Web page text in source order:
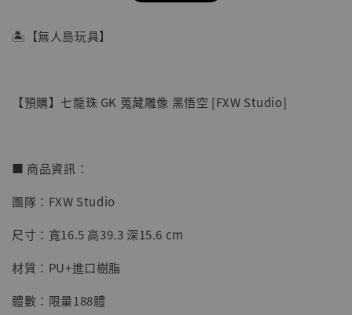
【店內現貨】七龍珠 系列蒐藏雕像 悟空 鳥山
NT$ 4,280
🏝【無人島玩具】
【預購】七龍珠 GK 蒐藏雕像 黑悟空 [FXW Studio]
■ 商品資訊：
團隊：FXW Studio
尺寸：寬16.5 高39.3 深15.6 cm
材質：PU+進口樹脂
體數：限量188體